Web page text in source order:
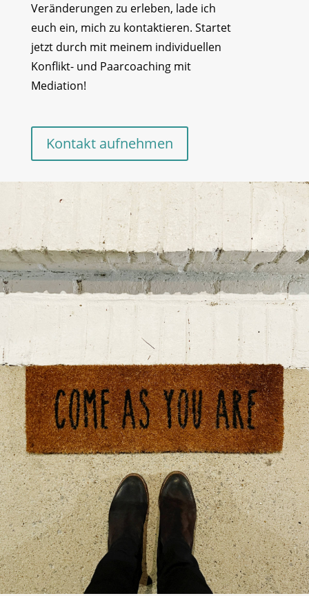
Veränderungen zu erleben, lade ich
euch ein, mich zu kontaktieren. Startet
jetzt durch mit meinem individuellen
Konflikt- und Paarcoaching mit
Mediation!
Kontakt aufnehmen